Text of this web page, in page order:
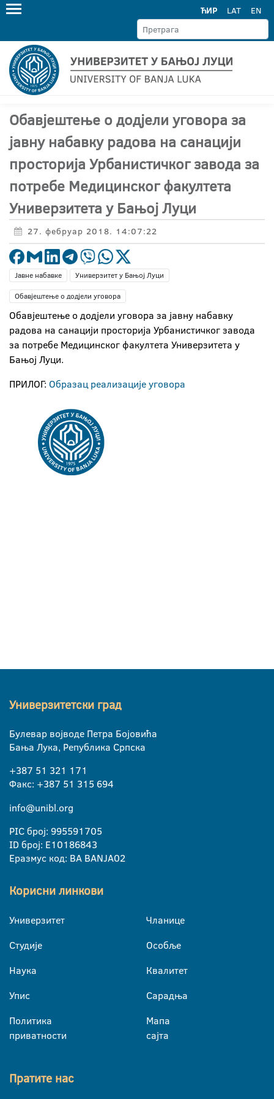
ЋИР LAT EN
Обавјештење о додјели уговора за
јавну набавку радова на санацији
просторија Урбанистичког завода за
потребе Медицинског факултета
Универзитета у Бањој Луци
27. фебруар 2018. 14:07:22
Јавне набавке
Универзитет у Бањој Луци
Обавјештење о додјели уговора
Обавјештење о додјели уговора за јавну набавку
радова на санацији просторија Урбанистичког завода
за потребе Медицинског факултета Универзитета у
Бањој Луци.
ПРИЛОГ: Образац реализације уговора
Универзитетски град
Булевар војводе Петра Бојовића
Бања Лука, Република Српска
+387 51 321 171
Факс: +387 51 315 694
info@unibl.org
PIC број: 995591705
ID број: E10186843
Еразмус код: BA BANJA02
Корисни линкови
Универзитет
Студије
Наука
Упис
Политика
приватности
Чланице
Особље
Квалитет
Сарадња
Мапа
сајта
Пратите нас